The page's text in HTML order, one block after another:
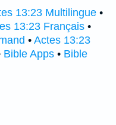
13:23 Multilingue •
13:23 Français •
• Actes 13:23
Bible Apps • Bible